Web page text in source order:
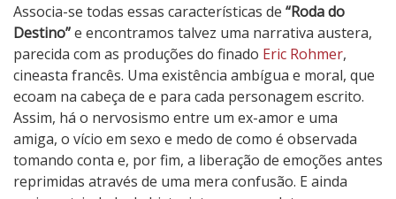
Associa-se todas essas características de “Roda do
Destino”e encontramos talvez uma narrativa austera,
parecida com as produções do finado Eric Rohmer,
cineasta francês. Uma existência ambígua e moral, que
ecoam na cabeça de e para cada personagem escrito.
Assim, há o nervosismo entre um ex-amor e uma
amiga, o vício em sexo e medo de como é observada
tomando conta e, por fim, a liberação de emoções antes
reprimidas através de uma mera confusão. E ainda